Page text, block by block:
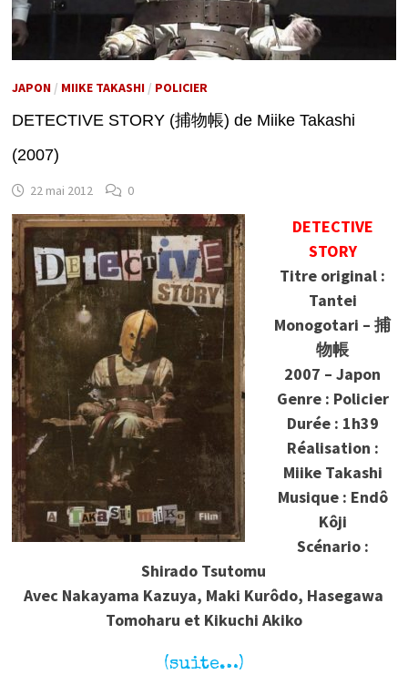
JAPON/ MIIKE TAKASHI/ POLICIER
DETECTIVE STORY (捕物帳) de Miike Takashi
(2007)
22 mai 2012 0
DETECTIVE
STORY
Titre original :
Tantei
Monogotari – 捕
物帳
2007 – Japon
Genre : Policier
Durée : 1h39
Réalisation :
Miike Takashi
Musique : Endô
Kôji
Scénario :
Shirado Tsutomu
Avec Nakayama Kazuya, Maki Kurôdo, Hasegawa
Tomoharu et Kikuchi Akiko
(suite…)